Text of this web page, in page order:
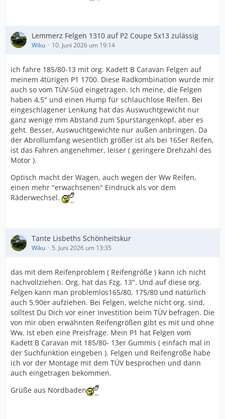
Lemmerz Felgen 1310 auf P2 Coupe 5x13 zulässig
Wiku 10. Juni 2026 um 19:14
ich fahre 185/80-13 mit org. Kadett B Caravan Felgen auf
meinem 4türigen P1 1700. Diese Radkombination wurde mir
auch so vom TÜV-Süd eingetragen. Ich meine, die Felgen
haben 4,5" und einen Hump für schlauchlose Reifen. Bei
eingeschlagener Lenkung hat das Auswuchtgewicht nur
ganz wenige mm Abstand zum Spurstangenkopf, aber es
geht. Besser, Auswuchtgewichte nur außen anbringen. Da
der Abrollumfang wesentlich größer ist als bei 165er Reifen,
ist das Fahren angenehmer, leiser ( geringere Drehzahl des
Motor ).
Optisch macht der Wagen, auch wegen der Ww Reifen,
einen mehr "erwachsenen" Eindruck als vor dem
Räderwechsel.
Tante Lisbeths Schönheitskur
Wiku 5. Juni 2026 um 13:35
das mit dem Reifenproblem ( Reifengröße ) kann ich nicht
nachvollziehen. Org. hat das Fzg. 13". Und auf diese org.
Felgen kann man problemlos165/80, 175/80 und natürlich
auch 5.90er aufziehen. Bei Felgen, welche nicht org. sind,
solltest Du Dich vor einer Investition beim TÜV befragen. Die
von mir oben erwähnten Reifengrößen gibt es mit und ohne
Ww. Ist eben eine Preisfrage. Mein P1 hat Felgen vom
Kadett B Caravan mit 185/80- 13er Gummis ( einfach mal in
der Suchfunktion eingeben ). Felgen und Reifengröße habe
ich vor der Montage mit dem TÜV besprochen und dann
auch eingetragen bekommen.
Grüße aus Nordbaden